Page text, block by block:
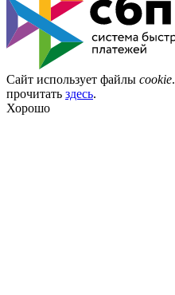
Сайт использует файлы cookie
прочитать здесь.
Хорошо